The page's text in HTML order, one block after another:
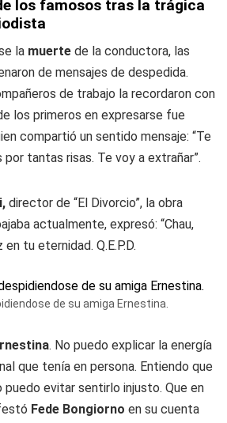
los famosos tras la trágica
la muerte de la conductora, las
de mensajes de despedida.
de trabajo la recordaron con
los primeros en expresarse fue
compartió un sentido mensaje: “Te
por tantas risas. Te voy a extrañar”.
director de “El Divorcio”, la obra
actualmente, expresó: “Chau,
tu eternidad. Q.E.P.D.
de su amiga Ernestina.
. No puedo explicar la energía
que tenía en persona. Entiendo que
puedo evitar sentirlo injusto. Que en
Fede Bongiorno en su cuenta